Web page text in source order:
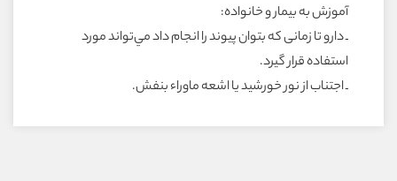
آموزش به بيمار و خانواده:
ـ دارو تا زمانى که بتوان پيوند را انجام داد مي‌تواند مورد
استفاده قرار گيرد.
ـ اجتناب از نور خورشيد يا اشعه ماوراء بنفش.